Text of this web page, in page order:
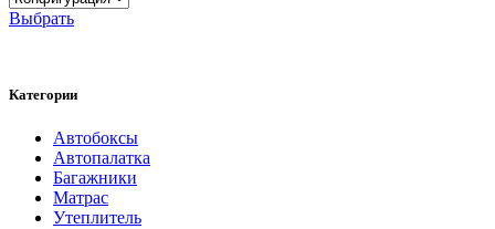
Выбрать
Категории
Автобоксы
Автопалатка
Багажники
Матрас
Утеплитель